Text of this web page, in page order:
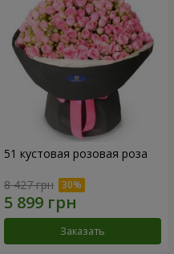
51 кустовая розовая роза
8 427 грн
Заказать